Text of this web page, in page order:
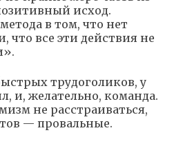
исход.
в том, что нет
что все эти действия не
трудоголиков, у
и, желательно, команда.
не расстраиваться,
— провальные.